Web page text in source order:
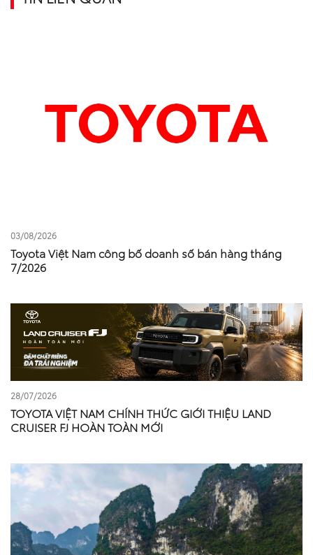
03/08/2026
Toyota Việt Nam công bố doanh số bán hàng tháng
7/2026
28/07/2026
TOYOTA VIỆT NAM CHÍNH THỨC GIỚI THIỆU LAND
CRUISER FJ HOÀN TOÀN MỚI